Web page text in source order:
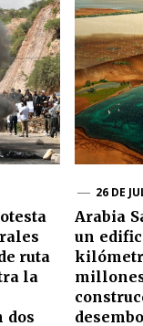
ruta
la
dos
26 DE
Arabia
un